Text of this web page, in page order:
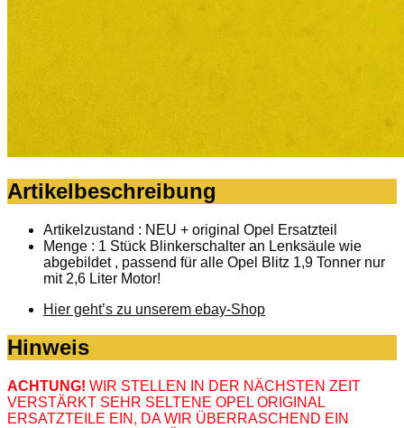
Artikelbeschreibung
Artikelzustand : NEU + original Opel Ersatzteil
Menge : 1 Stück Blinkerschalter an Lenksäule wie
abgebildet , passend für alle Opel Blitz 1,9 Tonner nur
mit 2,6 Liter Motor!
Hier geht’s zu unserem ebay-Shop
Hinweis
ACHTUNG! WIR STELLEN IN DER NÄCHSTEN ZEIT
VERSTÄRKT SEHR SELTENE OPEL ORIGINAL
ERSATZTEILE EIN, DA WIR ÜBERRASCHEND EIN